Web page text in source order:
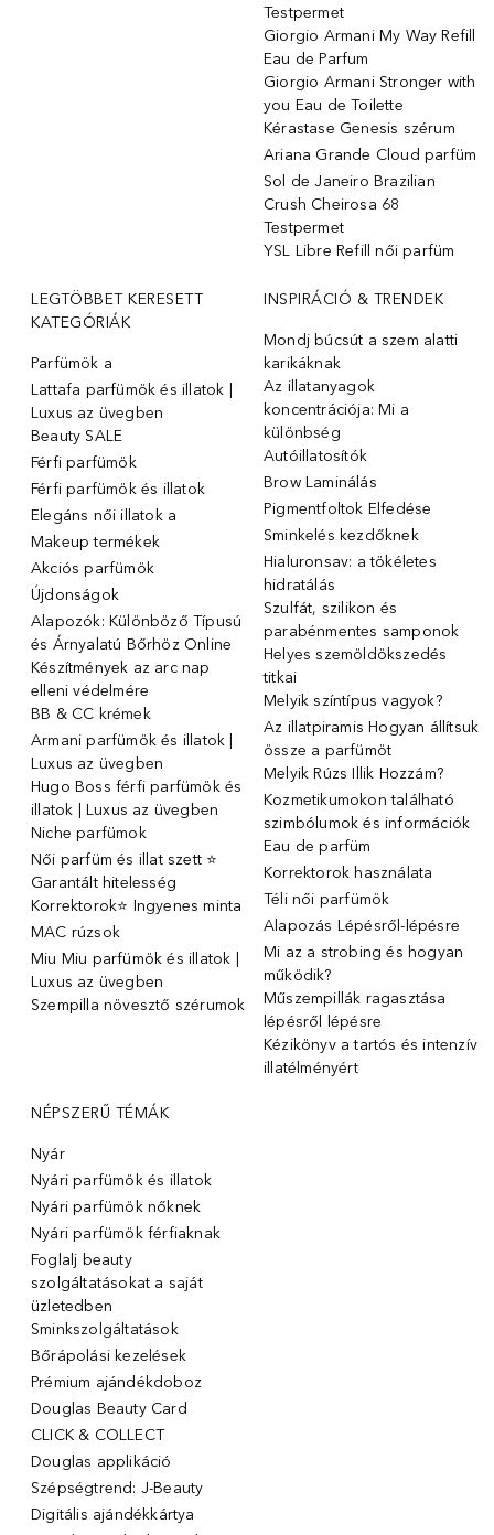
Testpermet
Giorgio Armani My Way Refill
Eau de Parfum
Giorgio Armani Stronger with
you Eau de Toilette
Kérastase Genesis szérum
Ariana Grande Cloud parfüm
Sol de Janeiro Brazilian
Crush Cheirosa 68
Testpermet
YSL Libre Refill női parfüm
LEGTÖBBET KERESETT
KATEGÓRIÁK
Parfümök ️a
Lattafa parfümök és illatok |
Luxus az üvegben
Beauty SALE
Férfi parfümök
Férfi parfümök és illatok
Elegáns női illatok ️a
Makeup termékek
Akciós parfümök
Újdonságok
Alapozók: Különböző Típusú
és Árnyalatú Bőrhöz Online
Készítmények az arc nap
elleni védelmére
BB & CC krémek
Armani parfümök és illatok |
Luxus az üvegben
Hugo Boss férfi parfümök és
illatok | Luxus az üvegben
Niche parfümok
Női parfüm és illat szett ⭐
Garantált hitelesség
Korrektorok⭐ Ingyenes minta
MAC rúzsok
Miu Miu parfümök és illatok |
Luxus az üvegben
Szempilla növesztő szérumok
INSPIRÁCIÓ & TRENDEK
Mondj búcsút a szem alatti
karikáknak
Az illatanyagok
koncentrációja: Mi a
különbség
Autóillatosítók
Brow Laminálás
Pigmentfoltok Elfedése
Sminkelés kezdőknek
Hialuronsav: a tökéletes
hidratálás
Szulfát, szilikon és
parabénmentes samponok
Helyes szemöldökszedés
titkai
Melyik színtípus vagyok?
Az illatpiramis Hogyan állítsuk
össze a parfümöt
Melyik Rúzs Illik Hozzám?
Kozmetikumokon található
szimbólumok és információk
Eau de parfüm
Korrektorok használata
Téli női parfümök
Alapozás Lépésről-lépésre
Mi az a strobing és hogyan
működik?
Műszempillák ragasztása
lépésről lépésre
Kézikönyv a tartós és intenzív
illatélményért
NÉPSZERŰ TÉMÁK
Nyár
Nyári parfümök és illatok
Nyári parfümök nőknek
Nyári parfümök férfiaknak
Foglalj beauty
szolgáltatásokat a saját
üzletedben
Sminkszolgáltatások
Bőrápolási kezelések
Prémium ajándékdoboz
Douglas Beauty Card
CLICK & COLLECT
Douglas applikáció
Szépségtrend: J-Beauty
Digitális ajándékkártya